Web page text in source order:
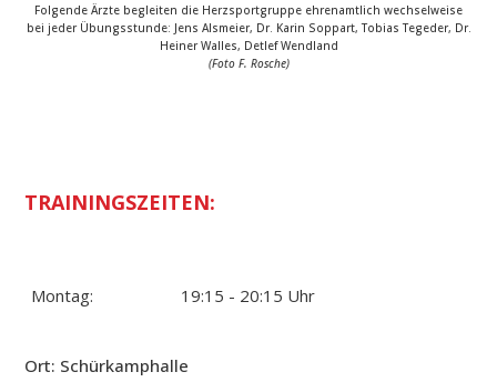
Folgende Ärzte begleiten die Herzsportgruppe ehrenamtlich wechselweise
bei jeder Übungsstunde: Jens Alsmeier, Dr. Karin Soppart, Tobias Tegeder, Dr.
Heiner Walles, Detlef Wendland
(Foto F. Rosche)
TRAININGSZEITEN:
Montag: 19:15 - 20:15 Uhr
Ort: Schürkamphalle